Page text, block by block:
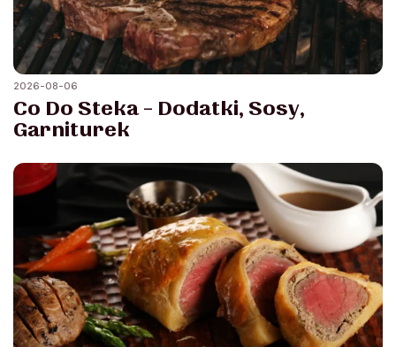
2026-08-06
Co Do Steka – Dodatki, Sosy,
Garniturek